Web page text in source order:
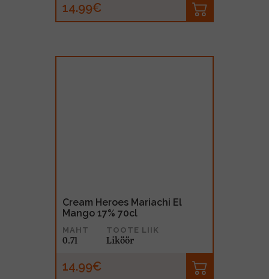
14.99€
Cream Heroes Mariachi El
Mango 17% 70cl
MAHT
0.7l
TOOTE LIIK
Liköör
14.99€